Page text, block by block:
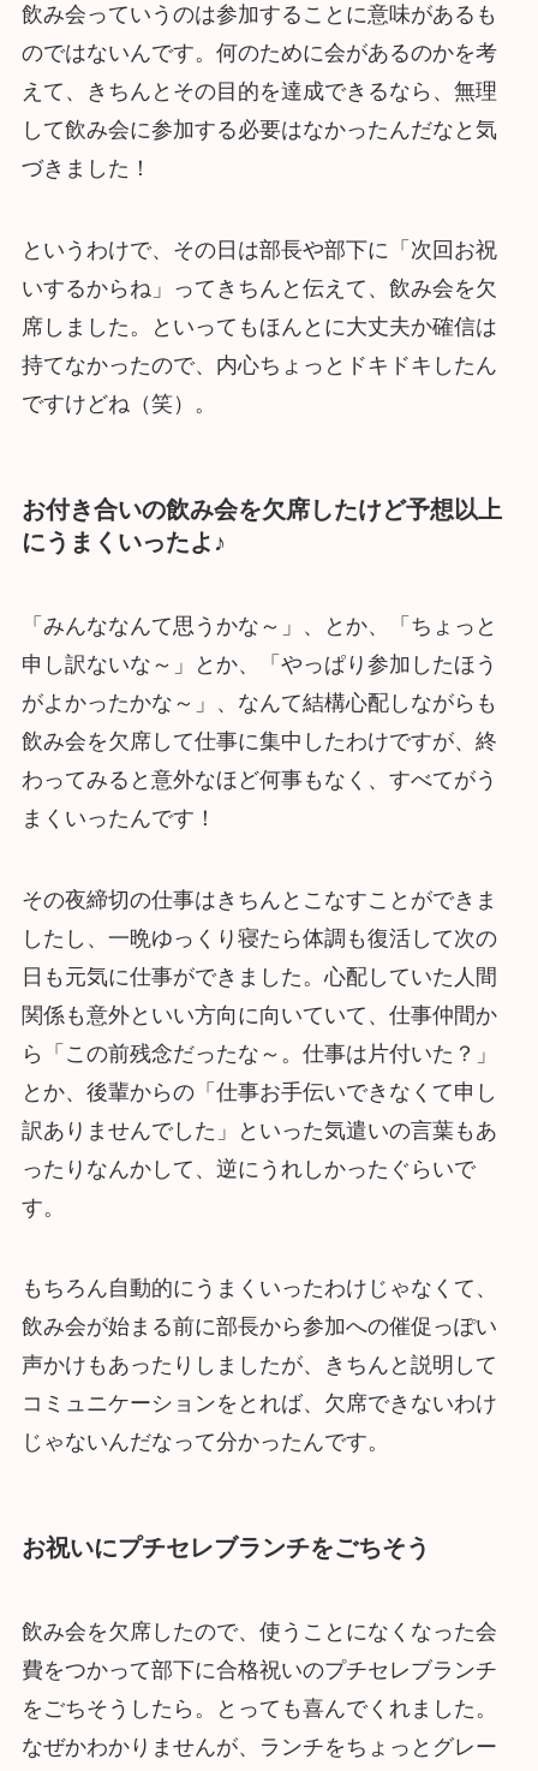
飲み会っていうのは参加することに意味があるも
のではないんです。何のために会があるのかを考
えて、きちんとその目的を達成できるなら、無理
して飲み会に参加する必要はなかったんだなと気
づきました！
というわけで、その日は部長や部下に「次回お祝
いするからね」ってきちんと伝えて、飲み会を欠
席しました。といってもほんとに大丈夫か確信は
持てなかったので、内心ちょっとドキドキしたん
ですけどね（笑）。
お付き合いの飲み会を欠席したけど予想以上
にうまくいったよ♪
「みんななんて思うかな～」、とか、「ちょっと
申し訳ないな～」とか、「やっぱり参加したほう
がよかったかな～」、なんて結構心配しながらも
飲み会を欠席して仕事に集中したわけですが、終
わってみると意外なほど何事もなく、すべてがう
まくいったんです！
その夜締切の仕事はきちんとこなすことができま
したし、一晩ゆっくり寝たら体調も復活して次の
日も元気に仕事ができました。心配していた人間
関係も意外といい方向に向いていて、仕事仲間か
ら「この前残念だったな～。仕事は片付いた？」
とか、後輩からの「仕事お手伝いできなくて申し
訳ありませんでした」といった気遣いの言葉もあ
ったりなんかして、逆にうれしかったぐらいで
す。
もちろん自動的にうまくいったわけじゃなくて、
飲み会が始まる前に部長から参加への催促っぽい
声かけもあったりしましたが、きちんと説明して
コミュニケーションをとれば、欠席できないわけ
じゃないんだなって分かったんです。
お祝いにプチセレブランチをごちそう
飲み会を欠席したので、使うことになくなった会
費をつかって部下に合格祝いのプチセレブランチ
をごちそうしたら。とっても喜んでくれました。
なぜかわかりませんが、ランチをちょっとグレー